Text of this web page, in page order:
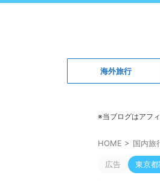
海外旅行
※当ブログはアフ
HOME > 国内旅
広告 東京